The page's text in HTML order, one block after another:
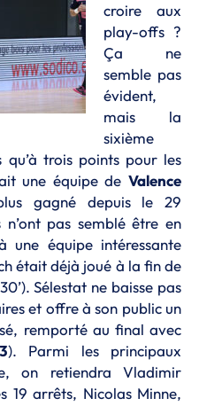
croire aux
play-offs ?
Ça ne
semble pas
évident,
mais la
sixième
qu’à trois points pour les
une équipe de Valence
gagné depuis le 29
n’ont pas semblé être en
équipe intéressante
était déjà joué à la fin de
Sélestat ne baisse pas
et offre à son public un
remporté au final avec
). Parmi les principaux
on retiendra Vladimir
19 arrêts, Nicolas Minne,